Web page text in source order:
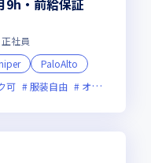
・前給保証
正社員
PaloAlto
可 服装自由 オンライン選考可